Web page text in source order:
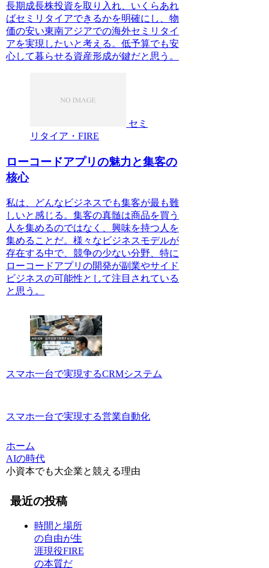
長期成長株投資を取り入れ、いくらあれ
ばセミリタイアできるかを明確にし、物
価の安い東南アジアでの海外セミリタイ
アを実現したいと考える。低予算でも安
心して暮らせる資産形成が鍵だと思う。
セミ
リタイア・FIRE
ローコードアプリの魅力と集客の
核心
私は、どんなビジネスでも集客が最も難
しいと感じる。集客の真髄は商品を買う
人を集めるのではなく、興味を持つ人を
集めることだ。様々なビジネスモデルが
存在する中で、競争の少ない分野、特に
ローコードアプリの開発が副業やサイド
ビジネスの可能性として注目されている
と思う。
スマホ一台で実現するCRMシステム
スマホ一台で実現する営業自動化
ホーム
AIの時代
小資本でも大企業と競える理由
最近の投稿
時間と場所
の自由が生
涯現役FIRE
の本質だ